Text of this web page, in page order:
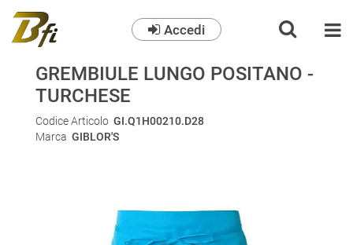
Accedi
GREMBIULE LUNGO POSITANO -
TURCHESE
Codice Articolo GI.Q1H00210.D28
Marca GIBLOR'S